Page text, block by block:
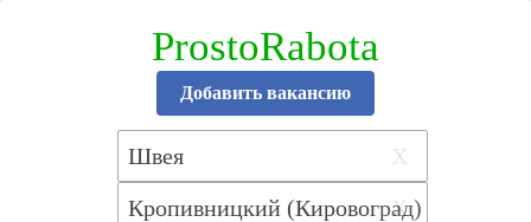
ProstoRabota
Добавить вакансию
X
X